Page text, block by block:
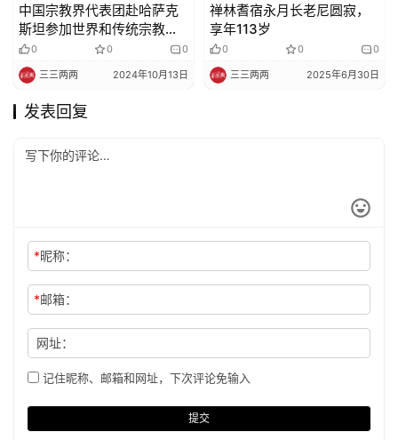
中国宗教界代表团赴哈萨克
斯坦参加世界和传统宗教领
袖大会秘书处第二十二次会
议
0 0 0
三三两两 2024年10月13日
禅林耆宿永月长老尼圆寂，
享年113岁
0 0 0
三三两两 2025年6月30日
发表回复
*昵称：
*邮箱：
网址：
记住昵称、邮箱和网址，下次评论免输入
提交